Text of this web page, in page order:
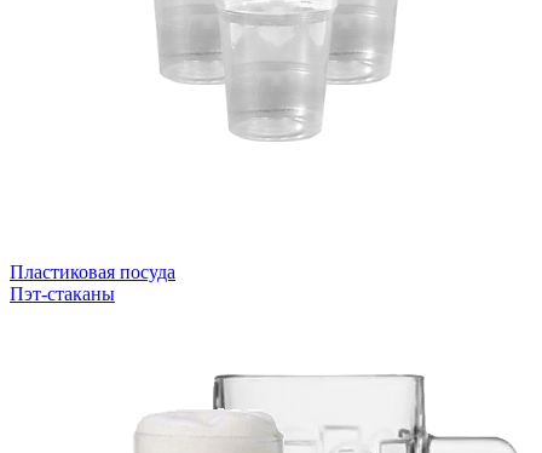
Пластиковая посуда
Пэт-стаканы